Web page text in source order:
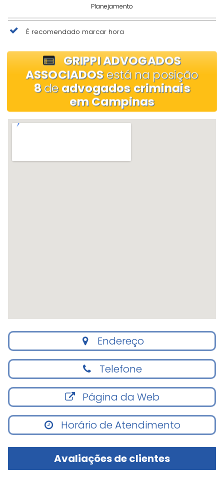
Planejamento
É recomendado marcar hora
GRIPPI ADVOGADOS
ASSOCIADOS está na posição
8de advogados criminais
em Campinas
Endereço
Telefone
Página da Web
Horário de Atendimento
Avaliações de clientes